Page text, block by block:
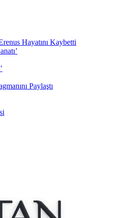
Hayatını Kaybetti
Paylaştı